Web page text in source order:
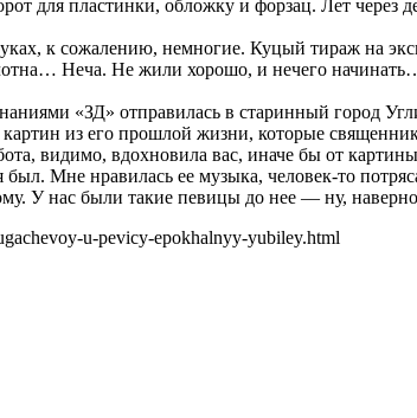
для пластинки, обложку и форзац. Лет
к сожалению, немногие. Куцый тираж на
Неча. Не жили хорошо, и нечего
«ЗД» отправилась в старинный город
из его прошлой жизни, которые
видимо, вдохновила вас, иначе бы от
Мне нравилась ее музыка, человек-то
У нас были такие певицы до нее — ну,
u-pevicy-epokhalnyy-yubiley.html